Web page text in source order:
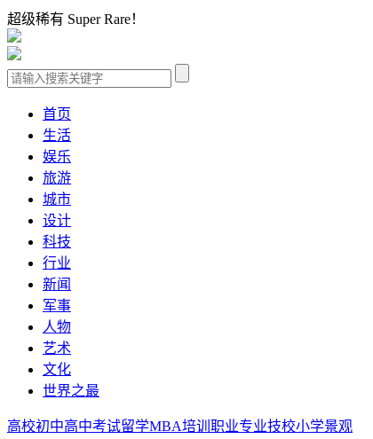
超级稀有 Super Rare！
首页
生活
娱乐
旅游
城市
设计
科技
行业
新闻
军事
人物
艺术
文化
世界之最
高校初中高中考试留学MBA培训 职业专业技校小学景观